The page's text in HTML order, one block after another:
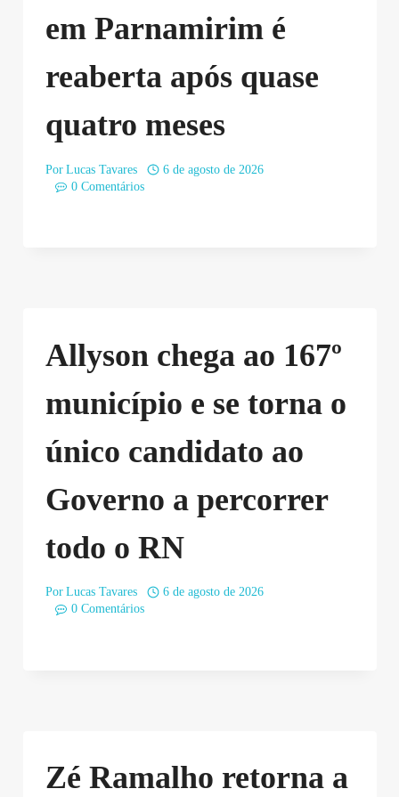
em Parnamirim é
reaberta após quase
quatro meses
Por Lucas Tavares
6 de agosto de 2026
0 Comentários
Allyson chega ao 167º
município e se torna o
único candidato ao
Governo a percorrer
todo o RN
Por Lucas Tavares
6 de agosto de 2026
0 Comentários
Zé Ramalho retorna a